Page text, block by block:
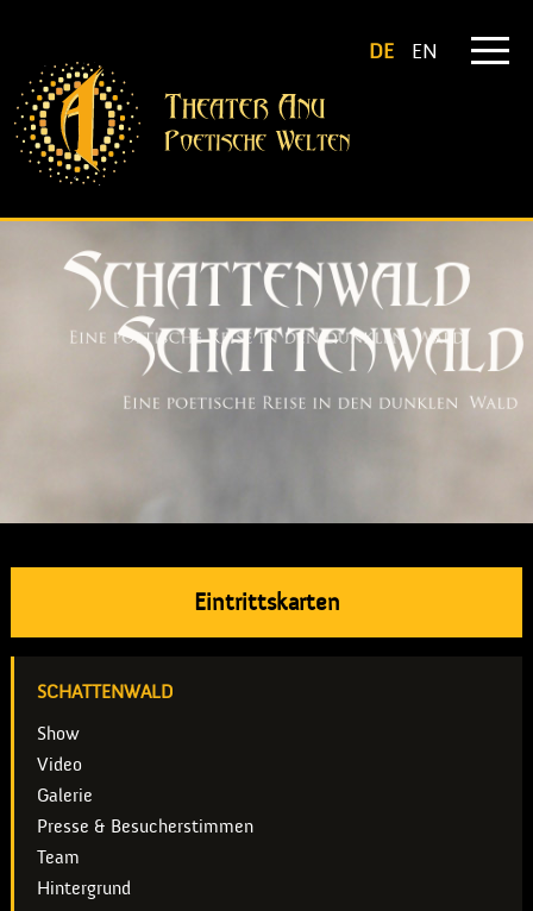
DE EN
Eintrittskarten
SCHATTENWALD
Show
Video
Galerie
Presse & Besucherstimmen
Team
Hintergrund